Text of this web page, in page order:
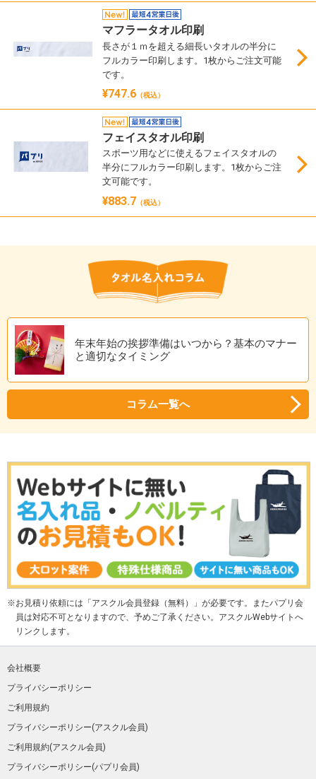
マフラータオル印刷
長さが１ｍを超える細長いタオルの半分に
フルカラー印刷します。1枚からご注文可能
です。
¥747.6 （税込）
フェイスタオル印刷
スポーツ用などに使えるフェイスタオルの
半分にフルカラー印刷します。1枚からご注
文可能です。
¥883.7 （税込）
年末年始の挨拶準備はいつから？基本のマナー
と適切なタイミング
コラム一覧へ
お見積り依頼には「アスクル会員登録（無料）」が必要です。またパプリ会
員は対応不可となりますので、予めご了承ください。アスクルWebサイトへ
リンクします。
会社概要
プライバシーポリシー
ご利用規約
プライバシーポリシー(アスクル会員)
ご利用規約(アスクル会員)
プライバシーポリシー(パプリ会員)